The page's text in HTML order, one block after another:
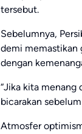
tersebut.
Sebelumnya,
demi memastikan
dengan
“Jika kita menang
bicarakan
Atmosfer